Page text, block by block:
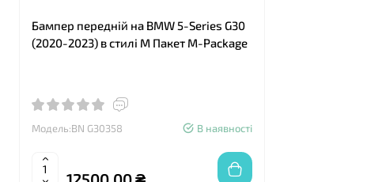
Бампер передній на BMW 5-Series G30
(2020-2023) в стилі М Пакет M-Package
Модель:BN G30358 В наявності